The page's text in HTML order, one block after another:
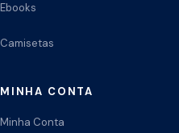
Ebooks
Camisetas
MINHA CONTA
Minha Conta